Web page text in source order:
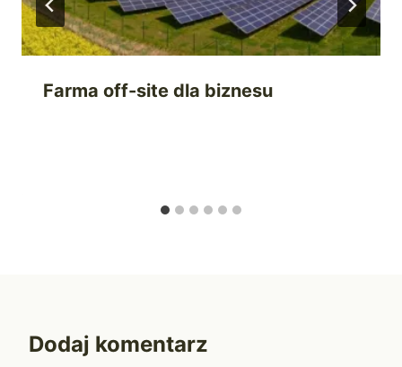
Farma off-site dla biznesu
Dodaj komentarz